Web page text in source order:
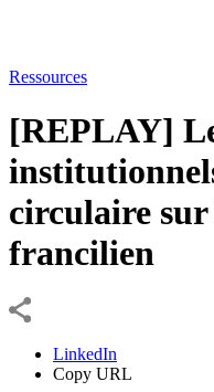
Ressources
[REPLAY]
circulaire
francilien
LinkedIn
Copy URL